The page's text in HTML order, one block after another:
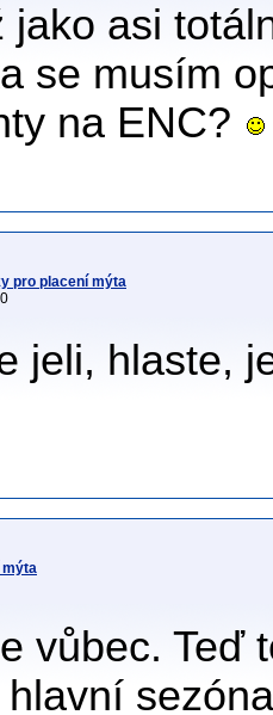
jako asi
se musím
na ENC?
pro placení mýta
jeli, hlaste,
mýta
vůbec. Teď